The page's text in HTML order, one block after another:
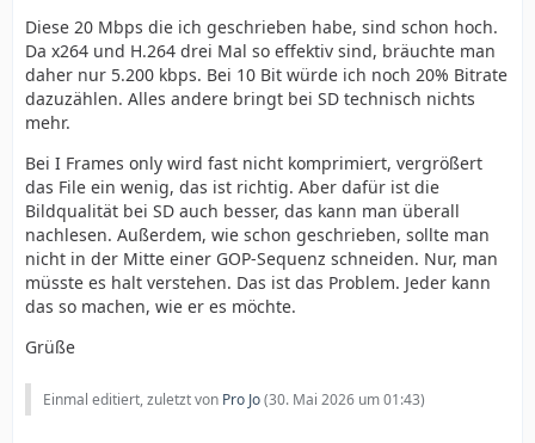
Diese 20 Mbps die ich geschrieben habe, sind schon hoch.
Da x264 und H.264 drei Mal so effektiv sind, bräuchte man
daher nur 5.200 kbps. Bei 10 Bit würde ich noch 20% Bitrate
dazuzählen. Alles andere bringt bei SD technisch nichts
mehr.
Bei I Frames only wird fast nicht komprimiert, vergrößert
das File ein wenig, das ist richtig. Aber dafür ist die
Bildqualität bei SD auch besser, das kann man überall
nachlesen. Außerdem, wie schon geschrieben, sollte man
nicht in der Mitte einer GOP-Sequenz schneiden. Nur, man
müsste es halt verstehen. Das ist das Problem. Jeder kann
das so machen, wie er es möchte.
Grüße
Einmal editiert, zuletzt von Pro Jo(30. Mai 2026 um 01:43)